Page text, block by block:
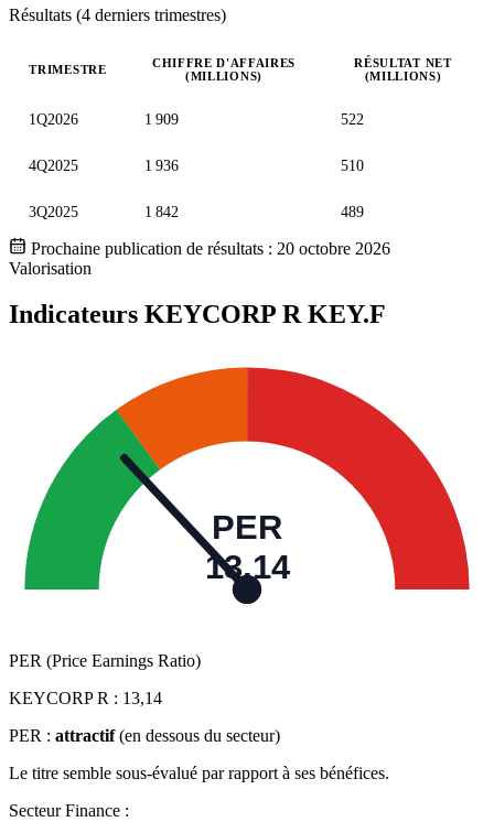
Résultats (4 derniers trimestres)
TRIMESTRE
CHIFFRE D'AFFAIRES
(MILLIONS)
RÉSULTAT NET
(MILLIONS)
1Q2026 1 909 522
4Q2025 1 936 510
3Q2025 1 842 489
Prochaine publication de résultats : 20 octobre 2026
Valorisation
Indicateurs KEYCORP RKEY.F
PER
13,14
PER (Price Earnings Ratio)
KEYCORP R : 13,14
PER : attractif (en dessous du secteur)
Le titre semble sous-évalué par rapport à ses bénéfices.
Secteur Finance :